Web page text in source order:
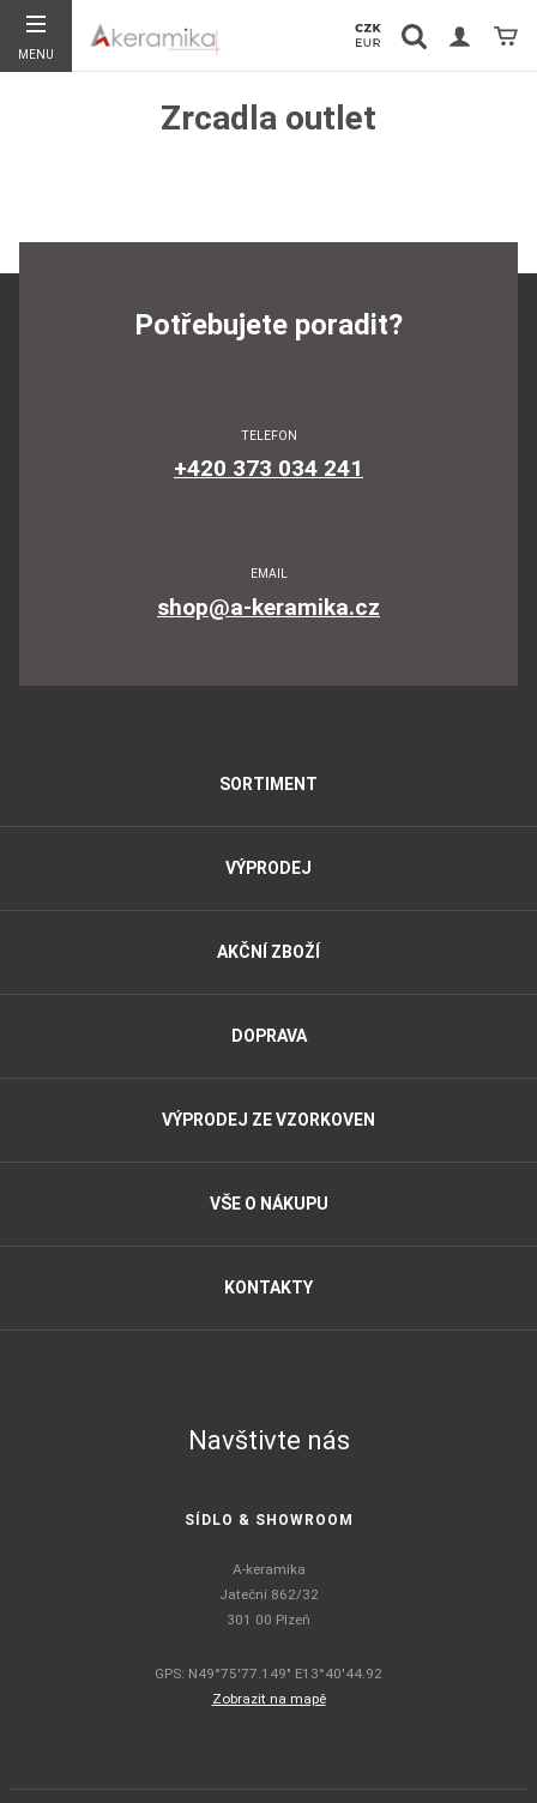
MENU
Vyhledávání Košík
Zrcadla outlet
Potřebujete poradit?
TELEFON
+420 373 034 241
EMAIL
shop@a-keramika.cz
SORTIMENT
VÝPRODEJ
AKČNÍ ZBOŽÍ
DOPRAVA
VÝPRODEJ ZE VZORKOVEN
VŠE O NÁKUPU
KONTAKTY
Navštivte nás
SÍDLO & SHOWROOM
A-keramika
Jateční 862/32
301 00 Plzeň
GPS: N49°75'77.149" E13°40'44.92
Zobrazit na mapě